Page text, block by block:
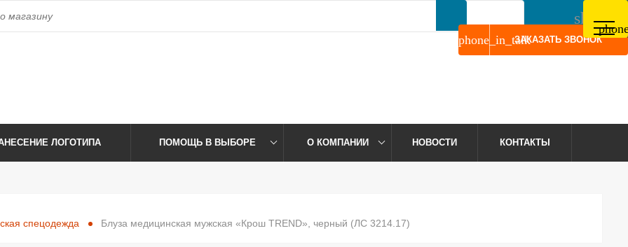
access_time
phone_in_talkЗАКАЗАТЬ ЗВОНОК
ЛОГОТИПА ПОМОЩЬ В ВЫБОРЕ О КОМПАНИИ НОВОСТИ КОНТАКТЫ
спецодежда Блуза медицинская мужская «Крош TREND», черный (ЛС 3214.17)